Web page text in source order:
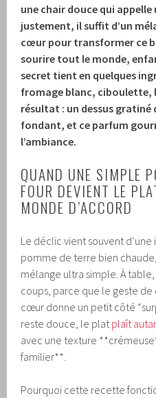
une chair douce qui
justement, il suffit d’un
cœur pour transformer ce
sourire tout le monde,
secret tient en quelques
fromage blanc, ciboulette,
résultat : un dessus gratiné
fondant, et ce parfum
l’ambiance.
QUAND UNE SIMPLE
FOUR DEVIENT LE
MONDE D’ACCORD
Le déclic vient souvent
pomme de terre bien
mélange ultra simple. À
coups, parce que le geste
cœur donne un petit côté
reste douce, le plat plaît
avec une texture
familier**.
Pourquoi cette recette